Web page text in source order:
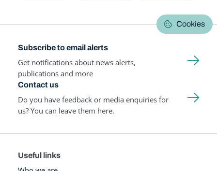
Cookies
Subscribe to email alerts
Get notifications about news alerts,
publications and more
Contact us
Do you have feedback or media enquiries for
us? You can leave them here.
Useful links